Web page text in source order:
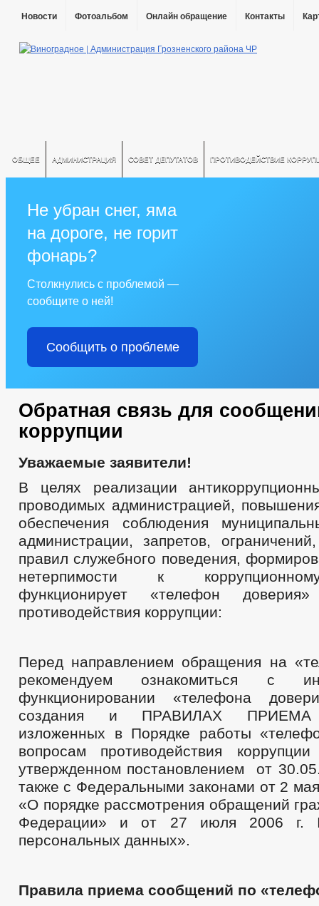
Новости Фотоальбом Онлайн обращение Контакты
ОБЩЕЕ АДМИНИСТРАЦИЯ СОВЕТ ДЕПУТАТОВ ПРОТИВОДЕЙСТВИЕ
Не убран снег, яма
на дороге, не горит
фонарь?
Столкнулись с проблемой —
сообщите о ней!
Сообщить о проблеме
Обратная связь для
коррупции
Уважаемые заявители!
В целях реализации
проводимых администрацией,
обеспечения соблюдения
администрации, запретов,
правил служебного поведения,
нетерпимости к
функционирует «телефон
противодействия коррупции:
Перед направлением обращения на
рекомендуем ознакомиться с
функционировании «телефона
создания и ПРАВИЛАХ
изложенных в Порядке работы
вопросам противодействия
утвержденном постановлением от
также с Федеральными законами от 2
«О порядке рассмотрения обращений
Федерации» и от 27 июля 2006
персональных данных».
Правила приема сообщений по